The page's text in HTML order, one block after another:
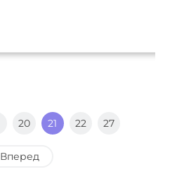
20 21 22 27
Вперед